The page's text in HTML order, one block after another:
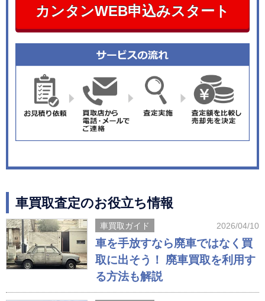
カンタンWEB申込みスタート
車買取査定のお役立ち情報
車買取ガイド 2026/04/10
車を手放すなら廃車ではなく買
取に出そう！ 廃車買取を利用す
る方法も解説